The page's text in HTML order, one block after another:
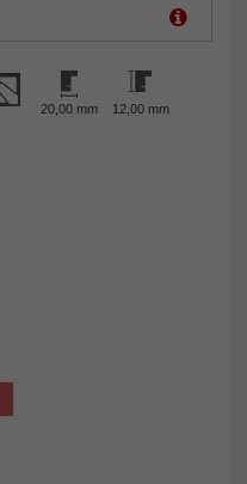
20,00 mm 12,00 mm